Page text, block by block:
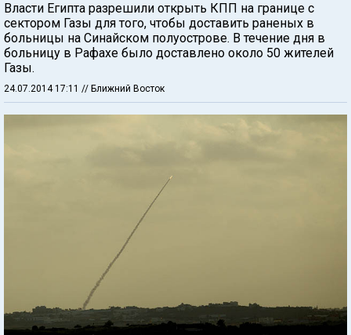
Власти Египта разрешили открыть КПП на границе с
сектором Газы для того, чтобы доставить раненых в
больницы на Синайском полуострове. В течение дня в
больницу в Рафахе было доставлено около 50 жителей
Газы.
24.07.2014 17:11 // Ближний Восток